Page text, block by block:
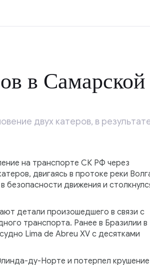
в Самарской
двух катеров, в
на транспорте СК РФ через
двигаясь в протоке реки
безопасности движения и
детали произошедшего в связи с
транспорта. Ранее в Бразилии в
Lima de Abreu XV с десятками
ду-Норте и потерпел крушение